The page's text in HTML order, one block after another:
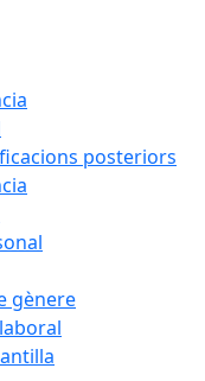
posteriors
gènere